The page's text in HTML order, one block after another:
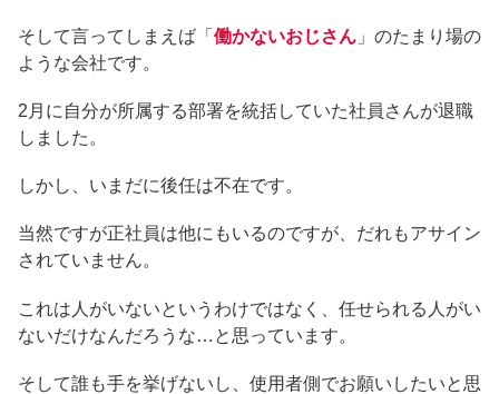
そして言ってしまえば「 働かないおじさん 」のたまり場の
ような会社です。
2月に自分が所属する部署を統括していた社員さんが退職
しました。
しかし、いまだに後任は不在です。
当然ですが正社員は他にもいるのですが、だれもアサイン
されていません。
これは人がいないというわけではなく、任せられる人がい
ないだけなんだろうな…と思っています。
そして誰も手を挙げないし、使用者側でお願いしたいと思